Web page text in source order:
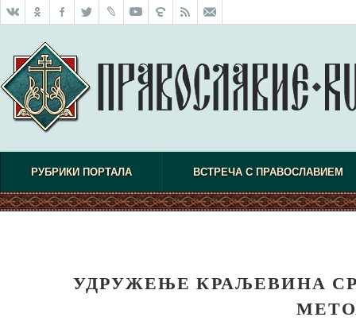
РУБРИКИ ПОРТАЛА ВСТРЕЧА С ПРАВОСЛАВИЕМ
УДРУЖЕЊЕ КРАЉЕВИНА